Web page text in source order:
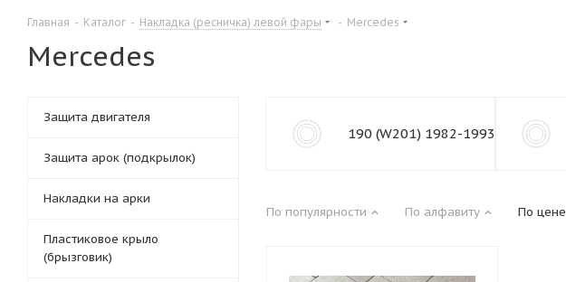
Главная - Каталог - Накладка (ресничка) левой фары - Mercedes
Mercedes
190 (W201) 1982-1993
По популярности По алфавиту По цене
Защита двигателя
Защита арок (подкрылок)
Накладки на арки
Пластиковое крыло
(брызговик)